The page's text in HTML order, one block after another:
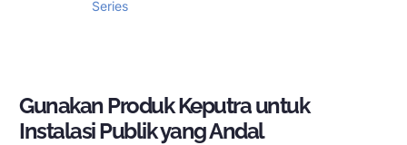
Series
Gunakan Produk Keputra untuk
Instalasi Publik yang Andal